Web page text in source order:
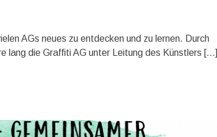
AGs neues zu entdecken und zu lernen. Durch
lang die Graffiti AG unter Leitung des Künstlers […]